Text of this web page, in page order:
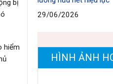
bị
hiểm
29/06/2026
HÌNH ẢNH